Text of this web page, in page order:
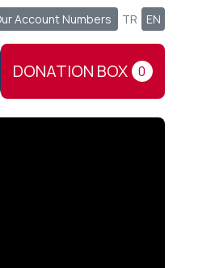
Account Numbers TR EN
DONATION BOX 0